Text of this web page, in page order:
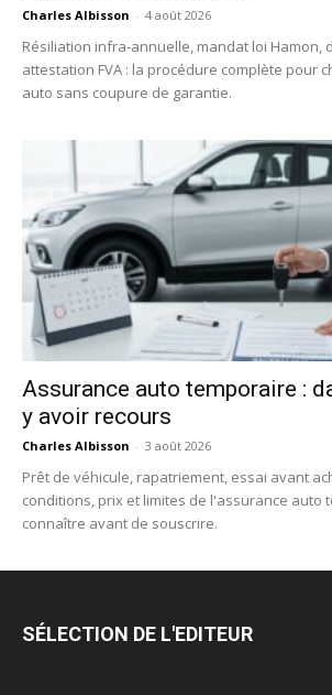
Charles Albisson - 4 août 2026
Résiliation infra-annuelle, mandat loi Hamon,
attestation FVA : la procédure complète pour
auto sans coupure de garantie.
Assurance auto temporaire :
y avoir recours
Charles Albisson - 3 août 2026
Prêt de véhicule, rapatriement, essai avant
conditions, prix et limites de l'assurance auto
connaître avant de souscrire.
SÉLECTION DE L'EDITEUR